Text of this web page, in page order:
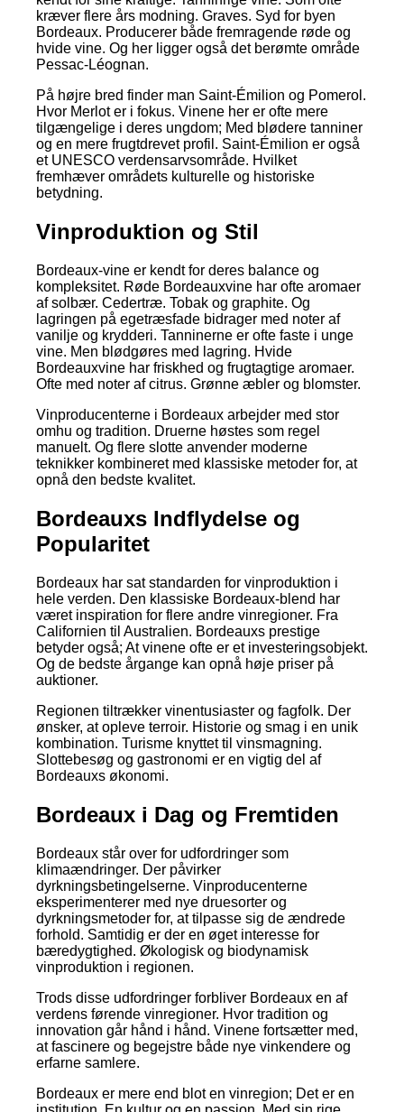
kræver flere års modning. Graves. Syd for byen
Bordeaux. Producerer både fremragende røde og
hvide vine. Og her ligger også det berømte område
Pessac-Léognan.
På højre bred finder man Saint-Émilion og Pomerol.
Hvor Merlot er i fokus. Vinene her er ofte mere
tilgængelige i deres ungdom; Med blødere tanniner
og en mere frugtdrevet profil. Saint-Émilion er også
et UNESCO verdensarvsområde. Hvilket
fremhæver områdets kulturelle og historiske
betydning.
Vinproduktion og Stil
Bordeaux-vine er kendt for deres balance og
kompleksitet. Røde Bordeauxvine har ofte aromaer
af solbær. Cedertræ. Tobak og graphite. Og
lagringen på egetræsfade bidrager med noter af
vanilje og krydderi. Tanninerne er ofte faste i unge
vine. Men blødgøres med lagring. Hvide
Bordeauxvine har friskhed og frugtagtige aromaer.
Ofte med noter af citrus. Grønne æbler og blomster.
Vinproducenterne i Bordeaux arbejder med stor
omhu og tradition. Druerne høstes som regel
manuelt. Og flere slotte anvender moderne
teknikker kombineret med klassiske metoder for, at
opnå den bedste kvalitet.
Bordeauxs Indflydelse og
Popularitet
Bordeaux har sat standarden for vinproduktion i
hele verden. Den klassiske Bordeaux-blend har
været inspiration for flere andre vinregioner. Fra
Californien til Australien. Bordeauxs prestige
betyder også; At vinene ofte er et investeringsobjekt.
Og de bedste årgange kan opnå høje priser på
auktioner.
Regionen tiltrækker vinentusiaster og fagfolk. Der
ønsker, at opleve terroir. Historie og smag i en unik
kombination. Turisme knyttet til vinsmagning.
Slottebesøg og gastronomi er en vigtig del af
Bordeauxs økonomi.
Bordeaux i Dag og Fremtiden
Bordeaux står over for udfordringer som
klimaændringer. Der påvirker
dyrkningsbetingelserne. Vinproducenterne
eksperimenterer med nye druesorter og
dyrkningsmetoder for, at tilpasse sig de ændrede
forhold. Samtidig er der en øget interesse for
bæredygtighed. Økologisk og biodynamisk
vinproduktion i regionen.
Trods disse udfordringer forbliver Bordeaux en af
verdens førende vinregioner. Hvor tradition og
innovation går hånd i hånd. Vinene fortsætter med,
at fascinere og begejstre både nye vinkendere og
erfarne samlere.
Bordeaux er mere end blot en vinregion; Det er en